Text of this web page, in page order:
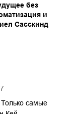
без
и
Сасскинд
самые